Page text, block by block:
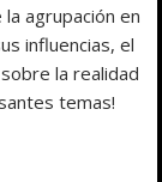
agrupación en
influencias, el
la realidad
temas!